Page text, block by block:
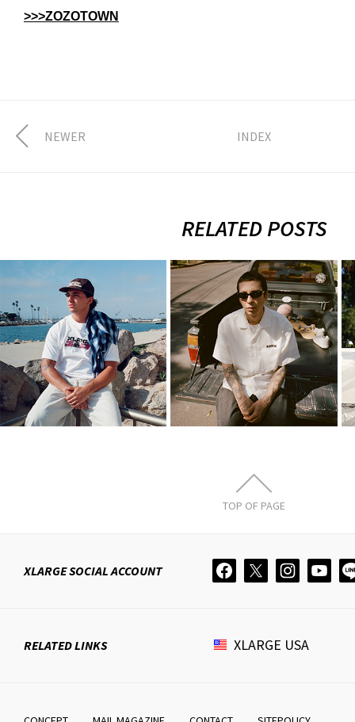
>>>ZOZOTOWN
NEWER INDEX
RELATED POSTS
XLARGE 2026
FALL
COLLECTION
vol.1
7月 10, 2026
XLARGE 2026
SUMMER
COLLECTION
vol.1
4月 3, 2026
TOP OF PAGE
XLARGESOCIAL ACCOUNT
RELATED LINKS XLARGE USA